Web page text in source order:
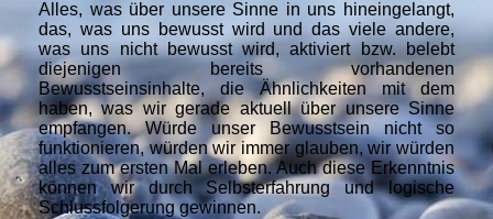
Alles, was über unsere Sinne in uns hineingelangt,
das, was uns bewusst wird und das viele andere,
was uns nicht bewusst wird, aktiviert bzw. belebt
diejenigen bereits vorhandenen
Bewusstseinsinhalte, die Ähnlichkeiten mit dem
haben, was wir gerade aktuell über unsere Sinne
empfangen. Würde unser Bewusstsein nicht so
funktionieren, würden wir immer glauben, wir würden
alles zum ersten Mal erleben. Auch diese Erkenntnis
können wir durch Selbsterfahrung und logische
Schlussfolgerung gewinnen.